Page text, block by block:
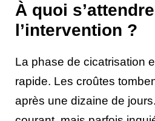
À quoi
l’intervention ?
La phase de cicatrisation
rapide. Les croûtes
après une dizaine de